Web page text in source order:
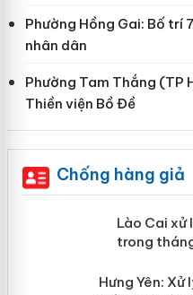
Phường Hồng Gai: Bố trí
nhân dân
Phường Tam Thắng (TP
Thiền viện Bồ Đề
Chống hàng giả
Lào Cai
mại trong